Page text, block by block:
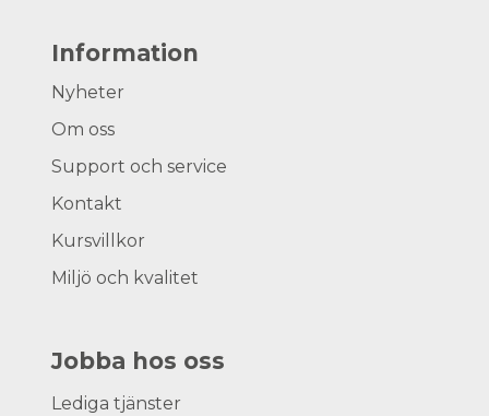
Information
Nyheter
Om oss
Support och service
Kontakt
Kursvillkor
Miljö och kvalitet
Jobba hos oss
Lediga tjänster